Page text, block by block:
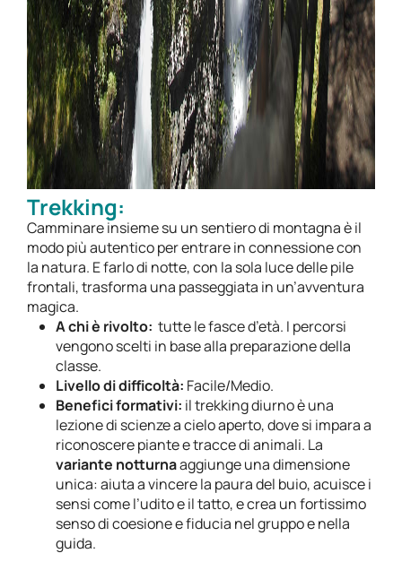
Trekking:
Camminare insieme su un sentiero di montagna è il
modo più autentico per entrare in connessione con
la natura. E farlo di notte, con la sola luce delle pile
frontali, trasforma una passeggiata in un’avventura
magica.
A chi è rivolto: tutte le fasce d’età. I percorsi
vengono scelti in base alla preparazione della
classe.
Livello di difficoltà: Facile/Medio.
Benefici formativi: il trekking diurno è una
lezione di scienze a cielo aperto, dove si impara a
riconoscere piante e tracce di animali. La
variante notturnaaggiunge una dimensione
unica: aiuta a vincere la paura del buio, acuisce i
sensi come l’udito e il tatto, e crea un fortissimo
senso di coesione e fiducia nel gruppo e nella
guida.